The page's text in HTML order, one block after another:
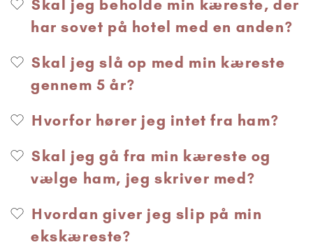
Skal jeg beholde min kæreste, der
har sovet på hotel med en anden?
Skal jeg slå op med min kæreste
gennem 5 år?
Hvorfor hører jeg intet fra ham?
Skal jeg gå fra min kæreste og
vælge ham, jeg skriver med?
Hvordan giver jeg slip på min
ekskæreste?